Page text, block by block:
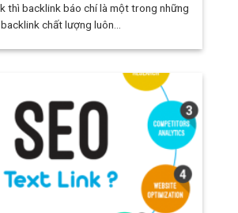
thì backlink báo chí là một trong những
backlink chất lượng luôn...